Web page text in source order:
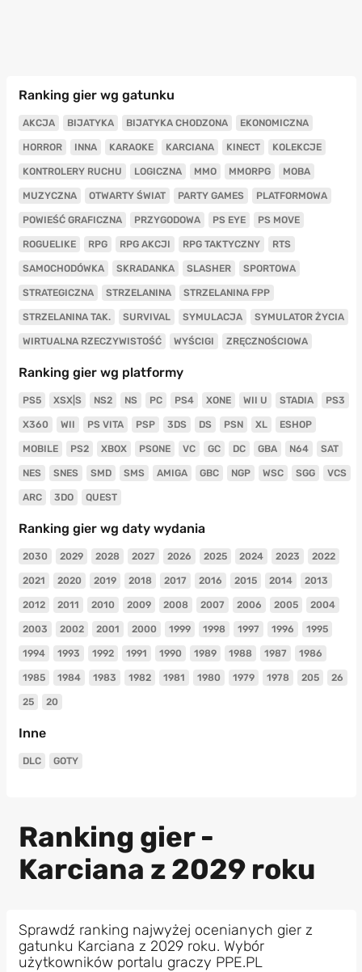
Ranking gier wg gatunku
AKCJA BIJATYKA BIJATYKA CHODZONA EKONOMICZNA
HORROR INNA KARAOKE KARCIANA KINECT KOLEKCJE
KONTROLERY RUCHU LOGICZNA MMO MMORPG MOBA
MUZYCZNA OTWARTY ŚWIAT PARTY GAMES PLATFORMOWA
POWIEŚĆ GRAFICZNA PRZYGODOWA PS EYE PS MOVE
ROGUELIKE RPG RPG AKCJI RPG TAKTYCZNY RTS
SAMOCHODÓWKA SKRADANKA SLASHER SPORTOWA
STRATEGICZNA STRZELANINA STRZELANINA FPP
STRZELANINA TAK. SURVIVAL SYMULACJA SYMULATOR ŻYCIA
WIRTUALNA RZECZYWISTOŚĆ WYŚCIGI ZRĘCZNOŚCIOWA
Ranking gier wg platformy
PS5 XSX|S NS2 NS PC PS4 XONE WII U STADIA PS3
X360 WII PS VITA PSP 3DS DS PSN XL ESHOP
MOBILE PS2 XBOX PSONE VC GC DC GBA N64 SAT
NES SNES SMD SMS AMIGA GBC NGP WSC SGG VCS
ARC 3DO QUEST
Ranking gier wg daty wydania
2030 2029 2028 2027 2026 2025 2024 2023 2022
2021 2020 2019 2018 2017 2016 2015 2014 2013
2012 2011 2010 2009 2008 2007 2006 2005 2004
2003 2002 2001 2000 1999 1998 1997 1996 1995
1994 1993 1992 1991 1990 1989 1988 1987 1986
1985 1984 1983 1982 1981 1980 1979 1978 205 26
25 20
Inne
DLC GOTY
Ranking gier -
Karciana z 2029 roku
Sprawdź ranking najwyżej ocenianych gier z
gatunku Karciana z 2029 roku. Wybór
użytkowników portalu graczy PPE.PL